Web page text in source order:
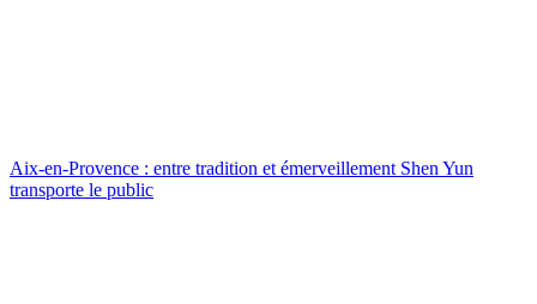
Aix-en-Provence : entre tradition et émerveillement Shen Yun
transporte le public